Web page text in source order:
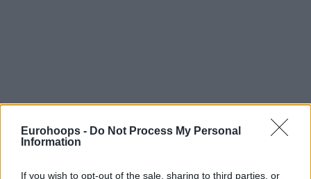
Eurohoops - Do Not Process My Personal
Information
If you wish to opt-out of the sale, sharing to third parties, or